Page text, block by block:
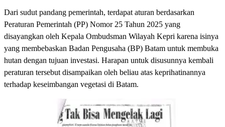
Dari sudut pandang pemerintah, terdapat aturan berdasarkan
Peraturan Pemerintah (PP) Nomor 25 Tahun 2025 yang
disayangkan oleh Kepala Ombudsman Wilayah Kepri karena isinya
yang membebaskan Badan Pengusaha (BP) Batam untuk membuka
hutan dengan tujuan investasi. Harapan untuk disusunnya kembali
peraturan tersebut disampaikan oleh beliau atas keprihatinannya
terhadap keseimbangan vegetasi di Batam.